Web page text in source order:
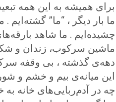
برای همیشه به این همه
ما بار دیگر ، “ما”
چشیده‌ایم . ما شاهد
ماشین سرکوب، زندان و
دهه‌ی گذشته ، بی وقفه
این میانه‌ی بیم و خشم و
چه در آدم‌ربایی‌های خانه